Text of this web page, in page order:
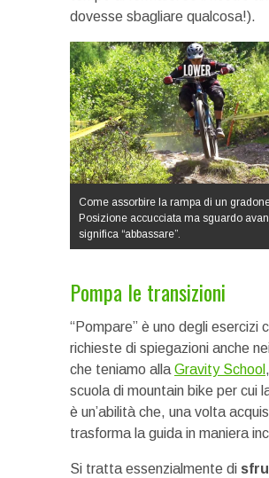
dovesse sbagliare qualcosa!).
Come assorbire la rampa di un
Posizione accucciata ma sguardo
significa “abbassare”.
Pompa le transizioni
“Pompare” è uno degli esercizi
richieste di spiegazioni anche
che teniamo alla Gravity School
scuola di mountain bike per cui
è un’abilità che, una volta
trasforma la guida in maniera
Si tratta essenzialmente di